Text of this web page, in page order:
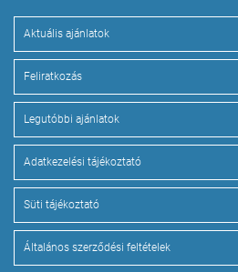
Aktuális ajánlatok
Feliratkozás
Legutóbbi ajánlatok
Adatkezelési tájékoztató
Süti tájékoztató
Általános szerződési feltételek